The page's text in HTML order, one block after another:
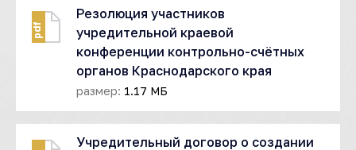
pdf
Резолюция участников
учредительной краевой
конференции контрольно-счётных
органов Краснодарского края
размер: 1.17 МБ
Учредительный договор о создании